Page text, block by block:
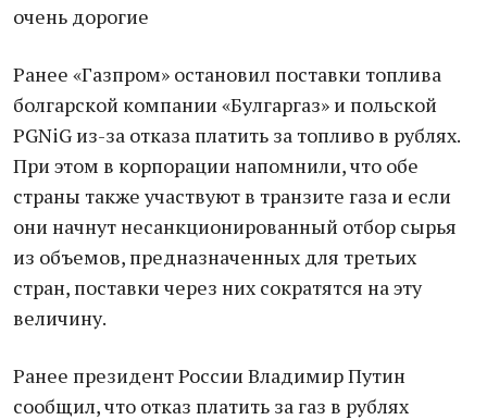
очень дорогие
Ранее «Газпром» остановил поставки топлива
болгарской компании «Булгаргаз» и польской
PGNiG из-за отказа платить за топливо в рублях.
При этом в корпорации напомнили, что обе
страны также участвуют в транзите газа и если
они начнут несанкционированный отбор сырья
из объемов, предназначенных для третьих
стран, поставки через них сократятся на эту
величину.
Ранее президент России Владимир Путин
сообщил, что отказ платить за газ в рублях